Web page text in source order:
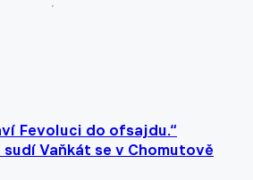
Fevoluci do ofsajdu.“
Vaňkát se v Chomutově